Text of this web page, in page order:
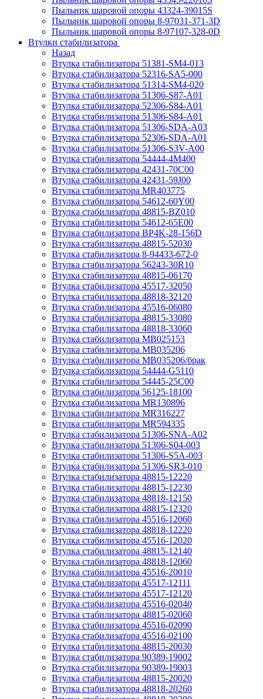
Пыльник шаровой опоры 43324-39015S
Пыльник шаровой опоры 8-97031-371-3D
Пыльник шаровой опоры 8-97107-328-0D
Втулки стабилизатора
Назад
Втулка стабилизатора 51381-SM4-013
Втулка стабилизатора 52316-SA5-000
Втулка стабилизатора 51314-SM4-020
Втулка стабилизатора 51306-S87-A01
Втулка стабилизатора 52306-S84-A01
Втулка стабилизатора 51306-S84-A01
Втулка стабилизатора 51306-SDA-A03
Втулка стабилизатора 52306-SDA-A01
Втулка стабилизатора 51306-S3V-A00
Втулка стабилизатора 54444-4M400
Втулка стабилизатора 42431-70С00
Втулка стабилизатора 42431-59J00
Втулка стабилизатора MR403775
Втулка стабилизатора 54612-60Y00
Втулка стабилизатора 48815-BZ010
Втулка стабилизатора 54612-65Е00
Втулка стабилизатора BP4K-28-156D
Втулка стабилизатора 48815-52030
Втулка стабилизатора 8-94433-672-0
Втулка стабилизатора 56243-30R10
Втулка стабилизатора 48815-06170
Втулка стабилизатора 45517-32050
Втулка стабилизатора 48818-32120
Втулка стабилизатора 45516-06080
Втулка стабилизатора 48815-33080
Втулка стабилизатора 48818-33060
Втулка стабилизатора MB025153
Втулка стабилизатора MB035206
Втулка стабилизатора MB035206/брак
Втулка стабилизатора 54444-G5110
Втулка стабилизатора 54445-25C00
Втулка стабилизатора 56125-18100
Втулка стабилизатора MR130896
Втулка стабилизатора MR316227
Втулка стабилизатора MR594335
Втулка стабилизатора 51306-SNA-A02
Втулка стабилизатора 51306-S04-003
Втулка стабилизатора 51306-S5A-003
Втулка стабилизатора 51306-SR3-010
Втулка стабилизатора 48815-12220
Втулка стабилизатора 48815-12230
Втулка стабилизатора 48818-12150
Втулка стабилизатора 48815-12320
Втулка стабилизатора 45516-12060
Втулка стабилизатора 48818-12220
Втулка стабилизатора 45516-12020
Втулка стабилизатора 48815-12140
Втулка стабилизатора 48818-12060
Втулка стабилизатора 45516-20010
Втулка стабилизатора 45517-12111
Втулка стабилизатора 45517-12120
Втулка стабилизатора 45516-02040
Втулка стабилизатора 48815-02060
Втулка стабилизатора 45516-02090
Втулка стабилизатора 45516-02100
Втулка стабилизатора 48815-20030
Втулка стабилизатора 90389-19002
Втулка стабилизатора 90389-19003
Втулка стабилизатора 48815-20020
Втулка стабилизатора 48818-20260